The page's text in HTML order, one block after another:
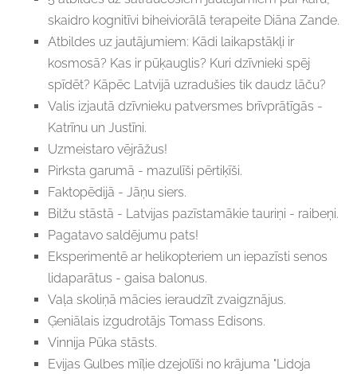
skaidro kognitīvi biheiviorālā terapeite Diāna Zande.
Atbildes uz jautājumiem: Kādi laikapstākļi ir
kosmosā? Kas ir pūķauglis? Kuri dzīvnieki spēj
spīdēt? Kāpēc Latvijā uzradušies tik daudz lāču?
Valis izjautā dzīvnieku patversmes brīvprātīgās -
Katrīnu un Justīni.
Uzmeistaro vējrāžus!
Pirksta garumā - mazulīši pērtiķīši.
Faktopēdijā - Jāņu siers.
Bilžu stāstā - Latvijas pazīstamākie tauriņi - raibeņi.
Pagatavo saldējumu pats!
Eksperimentē ar helikopteriem un iepazīsti senos
lidaparātus - gaisa balonus.
Vaļa skoliņā mācies ieraudzīt zvaigznājus.
Ģeniālais izgudrotājs Tomass Edisons.
Vinnija Pūka stāsts.
Evijas Gulbes mīļie dzejolīši no krājuma "Lidoja